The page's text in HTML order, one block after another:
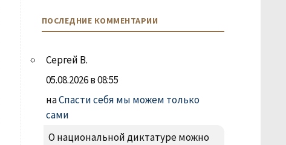
ПОСЛЕДНИЕ КОММЕНТАРИИ
Сергей В.
05.08.2026 в 08:55
наСпасти себя мы можем только
сами
О национальной диктатуре можно